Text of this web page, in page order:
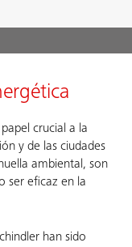
crucial a la
y de las ciudades
ambiental, son
ser eficaz en la
han sido